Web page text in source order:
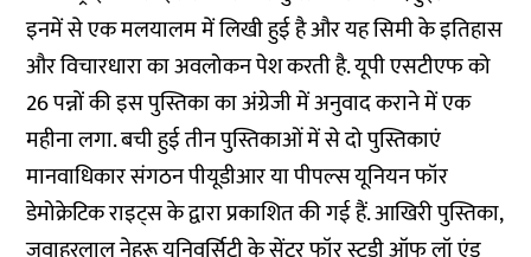
इनमें से एक मलयालम में लिखी हुई है और यह सिमी के इतिहास
और विचारधारा का अवलोकन पेश करती है. यूपी एसटीएफ को
26 पन्नों की इस पुस्तिका का अंग्रेजी में अनुवाद कराने में एक
महीना लगा. बची हुई तीन पुस्तिकाओं में से दो पुस्तिकाएं
मानवाधिकार संगठन पीयूडीआर या पीपल्स यूनियन फॉर
डेमोक्रेटिक राइट्स के द्वारा प्रकाशित की गई हैं. आखिरी पुस्तिका,